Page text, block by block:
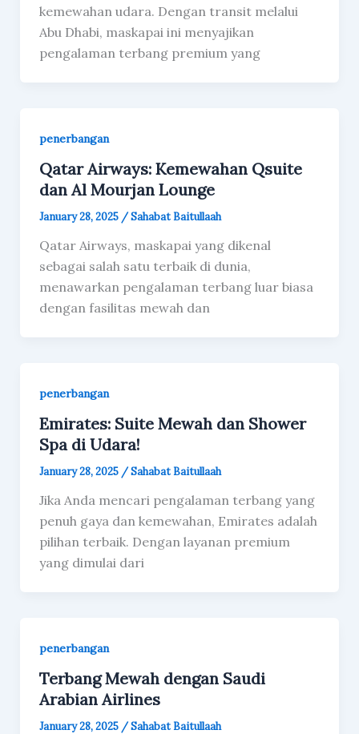
kemewahan udara. Dengan transit melalui
Abu Dhabi, maskapai ini menyajikan
pengalaman terbang premium yang
penerbangan
Qatar Airways: Kemewahan Qsuite
dan Al Mourjan Lounge
January 28, 2025 /Sahabat Baitullaah
Qatar Airways, maskapai yang dikenal
sebagai salah satu terbaik di dunia,
menawarkan pengalaman terbang luar biasa
dengan fasilitas mewah dan
penerbangan
Emirates: Suite Mewah dan Shower
Spa di Udara!
January 28, 2025 /Sahabat Baitullaah
Jika Anda mencari pengalaman terbang yang
penuh gaya dan kemewahan, Emirates adalah
pilihan terbaik. Dengan layanan premium
yang dimulai dari
penerbangan
Terbang Mewah dengan Saudi
Arabian Airlines
January 28, 2025 /Sahabat Baitullaah